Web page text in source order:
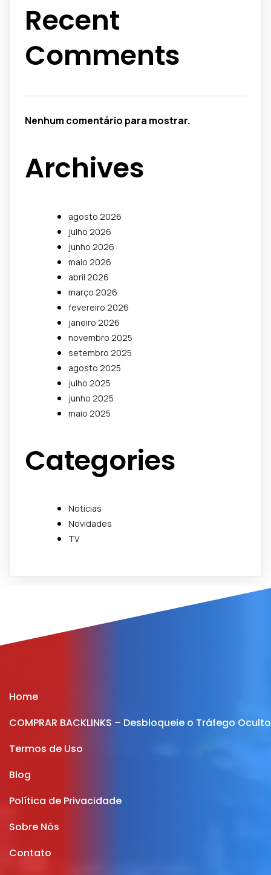
Recent
Comments
Nenhum comentário para mostrar.
Archives
agosto 2026
julho 2026
junho 2026
maio 2026
abril 2026
março 2026
fevereiro 2026
janeiro 2026
novembro 2025
setembro 2025
agosto 2025
julho 2025
junho 2025
maio 2025
Categories
Notícias
Novidades
TV
Home
COMPRAR BACKLINKS – Desbloqueie o Tráfego
Termos de Uso
Blog
Política de Privacidade
Sobre Nós
Contato